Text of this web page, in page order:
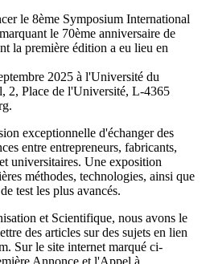
le 8ème Symposium International
le 70ème anniversaire de
la première édition a eu lieu en
2025 à l'Université du
2, Place de l'Université, L-4365
exceptionnelle d'échanger des
entre entrepreneurs, fabricants,
universitaires. Une exposition
méthodes, technologies, ainsi que
test les plus avancés.
et Scientifique, nous avons le
des articles sur des sujets en lien
Sur le site internet marqué ci-
Annonce et l'Appel à